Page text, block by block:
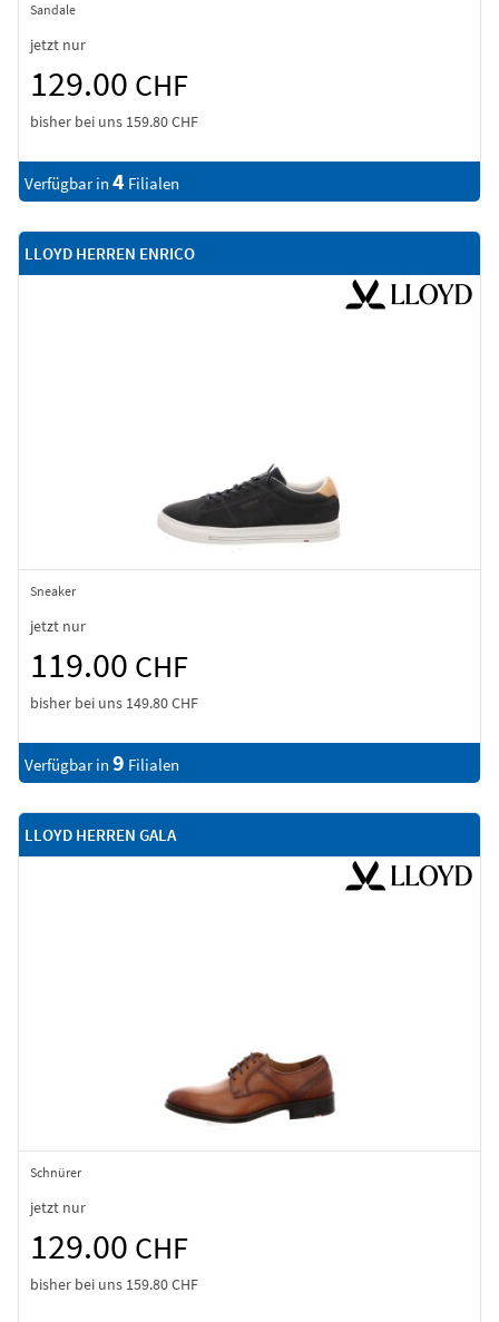
Sandale
jetzt nur
129.00 CHF
bisher bei uns 159.80 CHF
Verfügbar in 4 Filialen
LLOYD HERREN ENRICO
Sneaker
jetzt nur
119.00 CHF
bisher bei uns 149.80 CHF
Verfügbar in 9 Filialen
LLOYD HERREN GALA
Schnürer
jetzt nur
129.00 CHF
bisher bei uns 159.80 CHF